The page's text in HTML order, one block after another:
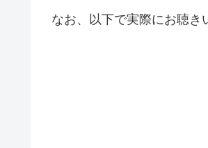
なお、以下で実際にお聴き